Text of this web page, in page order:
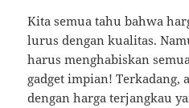
Kita semua tahu bahwa
lurus dengan kualitas.
harus menghabiskan
gadget impian! Terkadang,
dengan harga terjangkau